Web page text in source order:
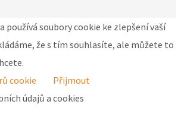
používá soubory cookie ke zlepšení vaší
že s tím souhlasíte, ale můžete to
cookie
Přijmout
údajů a cookies